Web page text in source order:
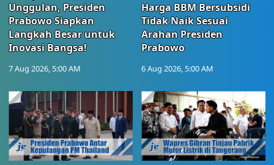
Unggulan, Presiden
Prabowo Siapkan
Langkah Besar untuk
Inovasi Bangsa!
7 Aug 2026, 5:00 AM
Harga BBM Bersubsidi
Tidak Naik Sesuai
Arahan Presiden
Prabowo
6 Aug 2026, 5:00 AM